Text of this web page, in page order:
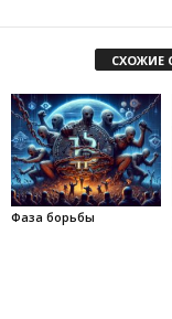
СХОЖИЕ
Фаза борьбы